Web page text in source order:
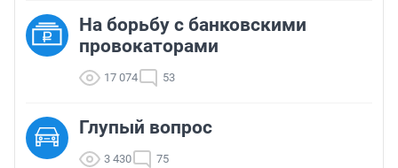
На борьбу с банковскими
провокаторами
17 074 53
Глупый вопрос
3 430 75